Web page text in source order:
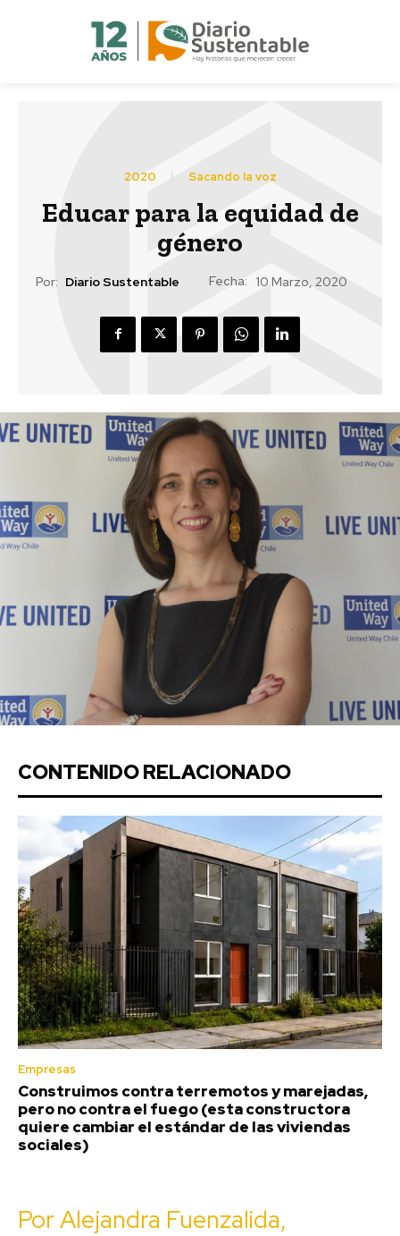
2020 Sacando la voz
Educar para la equidad de
género
Por: Diario Sustentable Fecha: 10 Marzo, 2020
CONTENIDO RELACIONADO
Empresas
Construimos contra terremotos y marejadas,
pero no contra el fuego (esta constructora
quiere cambiar el estándar de las viviendas
sociales)
Por Alejandra Fuenzalida,